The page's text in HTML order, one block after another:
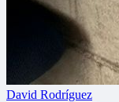
David Rodríguez